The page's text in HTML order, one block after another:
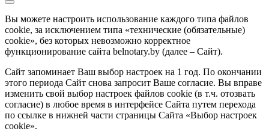
Вы можете настроить использование каждого типа файлов
cookie, за исключением типа «технические (обязательные)
cookie», без которых невозможно корректное
функционирование сайта belnotary.by (далее – Сайт).
Сайт запоминает Ваш выбор настроек на 1 год. По окончании
этого периода Сайт снова запросит Ваше согласие. Вы вправе
изменить свой выбор настроек файлов cookie (в т.ч. отозвать
согласие) в любое время в интерфейсе Сайта путем перехода
по ссылке в нижней части страницы Сайта «Выбор настроек
cookie».